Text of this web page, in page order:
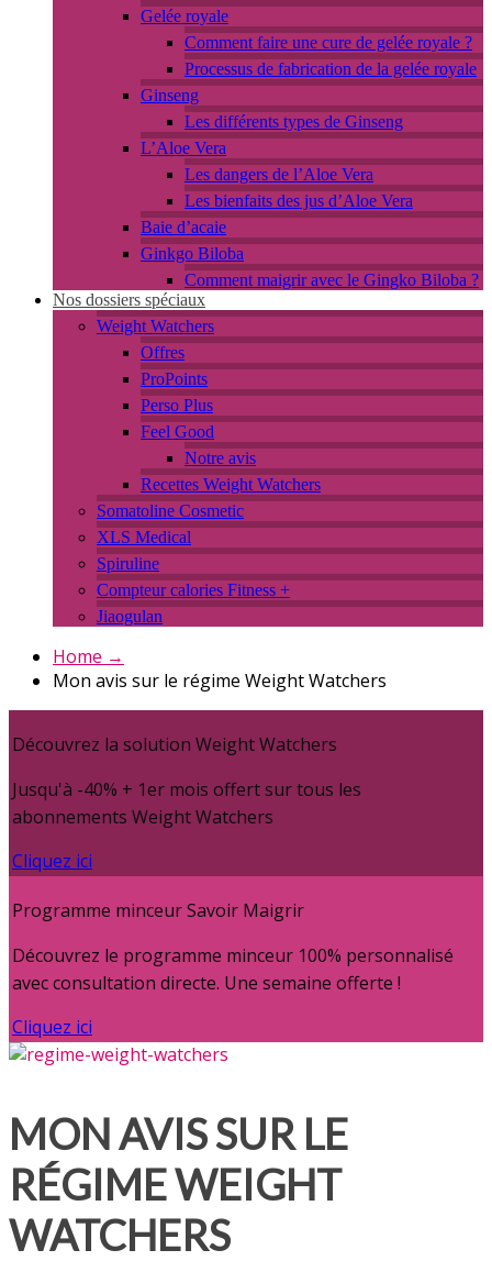
Gelée royale
Comment faire une cure de gelée royale ?
Processus de fabrication de la gelée royale
Ginseng
Les différents types de Ginseng
L’Aloe Vera
Les dangers de l’Aloe Vera
Les bienfaits des jus d’Aloe Vera
Baie d’acaie
Ginkgo Biloba
Comment maigrir avec le Gingko Biloba ?
Nos dossiers spéciaux
Weight Watchers
Offres
ProPoints
Perso Plus
Feel Good
Notre avis
Recettes Weight Watchers
Somatoline Cosmetic
XLS Medical
Spiruline
Compteur calories Fitness +
Jiaogulan
Home →
Mon avis sur le régime Weight Watchers
Découvrez la solution Weight Watchers
Jusqu'à -40% + 1er mois offert sur tous les
abonnements Weight Watchers
Cliquez ici
Programme minceur Savoir Maigrir
Découvrez le programme minceur 100% personnalisé
avec consultation directe. Une semaine offerte !
Cliquez ici
MON AVIS SUR LE
RÉGIME WEIGHT
WATCHERS